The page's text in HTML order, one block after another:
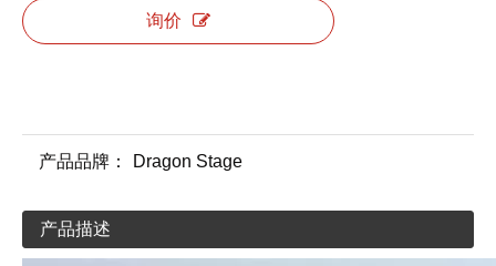
询价
产品品牌： Dragon Stage
产品描述